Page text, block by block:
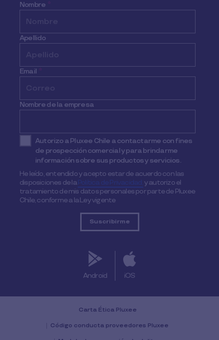
Nombre *
Apellido
Email *
Nombre de la empresa
Autorizo a Pluxee Chile a contactarme con fines
de prospección comercial y para brindarme
información sobre sus productos y servicios.
He leído, entendido y acepto estar de acuerdo con las
disposiciones de laPolítica de Privacidad,y autorizo el
tratamiento de mis datos personales por parte de Pluxee
Chile, conforme a la Ley vigente
Android iOS
Carta Ética Pluxee
Código conducta proveedores Pluxee